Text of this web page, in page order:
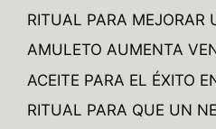
RITUAL PARA MEJORAR
AMULETO AUMENTA
ACEITE PARA EL ÉXITO
RITUAL PARA QUE UN